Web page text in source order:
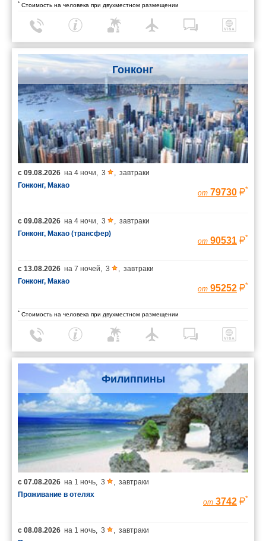
* Стоимость на человека при двухместном размещении
Гонконг
с 09.08.2026 на 4 ночи, 3 , завтраки
Гонконг, Макао
от 79730 *
с 09.08.2026 на 4 ночи, 3 , завтраки
Гонконг, Макао (трансфер)
от 90531 *
с 13.08.2026 на 7 ночей, 3 , завтраки
Гонконг, Макао
от 95252 *
* Стоимость на человека при двухместном размещении
Филиппины
с 07.08.2026 на 1 ночь, 3 , завтраки
Проживание в отелях
от 3742 *
с 08.08.2026 на 1 ночь, 3 , завтраки